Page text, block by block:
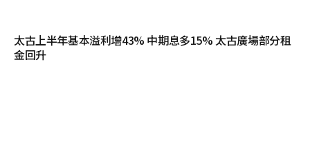
太古上半年基本溢利增43% 中期息多15% 太古廣場部分租
金回升